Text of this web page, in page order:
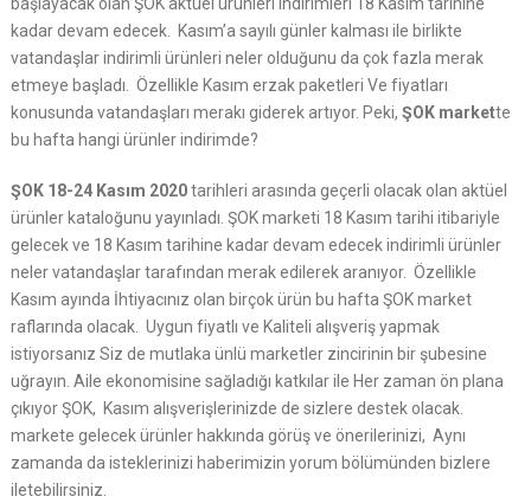
kadar devam edecek. Kasım’a sayılı günler kalması ile birlikte
vatandaşlar indirimli ürünleri neler olduğunu da çok fazla merak
etmeye başladı. Özellikle Kasım erzak paketleri Ve fiyatları
konusunda vatandaşları merakı giderek artıyor. Peki, ŞOK markette
bu hafta hangi ürünler indirimde?
ŞOK 18-24 Kasım 2020tarihleri arasında geçerli olacak olan aktüel
ürünler kataloğunu yayınladı. ŞOK marketi 18 Kasım tarihi itibariyle
gelecek ve 18 Kasım tarihine kadar devam edecek indirimli ürünler
neler vatandaşlar tarafından merak edilerek aranıyor. Özellikle
Kasım ayında İhtiyacınız olan birçok ürün bu hafta ŞOK market
raflarında olacak. Uygun fiyatlı ve Kaliteli alışveriş yapmak
istiyorsanız Siz de mutlaka ünlü marketler zincirinin bir şubesine
uğrayın. Aile ekonomisine sağladığı katkılar ile Her zaman ön plana
çıkıyor ŞOK, Kasım alışverişlerinizde de sizlere destek olacak.
markete gelecek ürünler hakkında görüş ve önerilerinizi, Aynı
zamanda da isteklerinizi haberimizin yorum bölümünden bizlere
iletebilirsiniz.